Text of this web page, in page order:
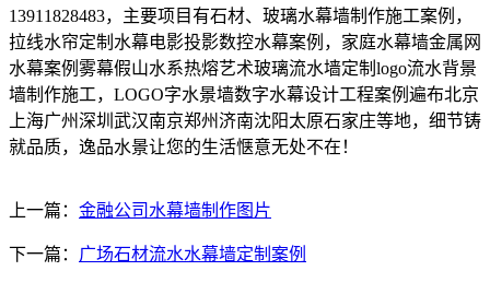
13911828483，主要项目有石材、玻璃水幕墙制作施工案例，
拉线水帘定制水幕电影投影数控水幕案例，家庭水幕墙金属网
水幕案例雾幕假山水系热熔艺术玻璃流水墙定制logo流水背景
墙制作施工，LOGO字水景墙数字水幕设计工程案例遍布北京
上海广州深圳武汉南京郑州济南沈阳太原石家庄等地，细节铸
就品质，逸品水景让您的生活惬意无处不在！
上一篇： 金融公司水幕墙制作图片
下一篇： 广场石材流水水幕墙定制案例